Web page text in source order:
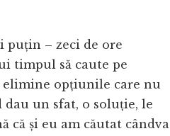
puțin – zeci de ore
timpul să caute pe
elimine opțiunile care nu
dau un sfat, o soluție, le
că și eu am căutat cândva